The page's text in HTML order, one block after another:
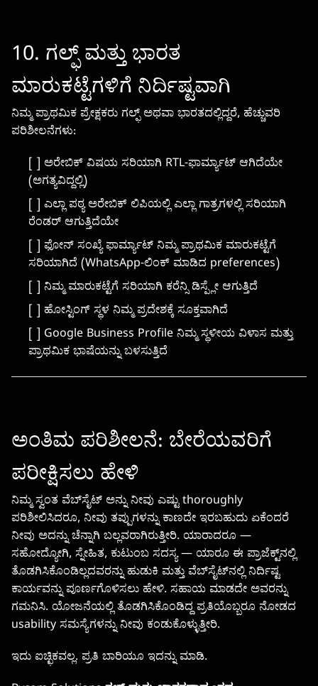
10. ಗಲ್ಫ್ ಮತ್ತು ಭಾರತ
ಮಾರುಕಟ್ಟೆಗಳಿಗೆ ನಿರ್ದಿಷ್ಟವಾಗಿ
ನಿಮ್ಮ ಪ್ರಾಥಮಿಕ ಪ್ರೇಕ್ಷಕರು ಗಲ್ಫ್ ಅಥವಾ ಭಾರತದಲ್ಲಿದ್ದರೆ, ಹೆಚ್ಚುವರಿ
ಪರಿಶೀಲನೆಗಳು:
[ ] ಅರೇಬಿಕ್ ವಿಷಯ ಸರಿಯಾಗಿ RTL-ಫಾರ್ಮ್ಯಾಟ್ ಆಗಿದೆಯೇ
(ಅಗತ್ಯವಿದ್ದಲ್ಲಿ)
[ ] ಎಲ್ಲಾ ಪಠ್ಯ ಅರೇಬಿಕ್ ಲಿಪಿಯಲ್ಲಿ ಎಲ್ಲಾ ಗಾತ್ರಗಳಲ್ಲಿ ಸರಿಯಾಗಿ
ರೆಂಡರ್ ಆಗುತ್ತಿದೆಯೇ
[ ] ಫೋನ್ ಸಂಖ್ಯೆ ಫಾರ್ಮ್ಯಾಟ್ ನಿಮ್ಮ ಪ್ರಾಥಮಿಕ ಮಾರುಕಟ್ಟೆಗೆ
ಸರಿಯಾಗಿದೆ (WhatsApp-ಲಿಂಕ್ ಮಾಡಿದ preferences)
[ ] ನಿಮ್ಮ ಮಾರುಕಟ್ಟೆಗೆ ಸರಿಯಾಗಿ ಕರೆನ್ಸಿ ಡಿಸ್ಪ್ಲೇ ಆಗುತ್ತಿದೆ
[ ] ಹೋಸ್ಟಿಂಗ್ ಸ್ಥಳ ನಿಮ್ಮ ಪ್ರದೇಶಕ್ಕೆ ಸೂಕ್ತವಾಗಿದೆ
[ ] Google Business Profile ನಿಮ್ಮ ಸ್ಥಳೀಯ ವಿಳಾಸ ಮತ್ತು
ಪ್ರಾಥಮಿಕ ಭಾಷೆಯನ್ನು ಬಳಸುತ್ತಿದೆ
ಅಂತಿಮ ಪರಿಶೀಲನೆ: ಬೇರೆಯವರಿಗೆ
ಪರೀಕ್ಷಿಸಲು ಹೇಳಿ
ನಿಮ್ಮ ಸ್ವಂತ ವೆಬ್‌ಸೈಟ್ ಅನ್ನು ನೀವು ಎಷ್ಟು thoroughly
ಪರಿಶೀಲಿಸಿದರೂ, ನೀವು ತಪ್ಪುಗಳನ್ನು ಕಾಣದೇ ಇರಬಹುದು ಏಕೆಂದರೆ
ನೀವು ಅದನ್ನು ಚೆನ್ನಾಗಿ ಬಲ್ಲವರಾಗಿರುತ್ತೀರಿ. ಯಾರಾದರೂ —
ಸಹೋದ್ಯೋಗಿ, ಸ್ನೇಹಿತ, ಕುಟುಂಬ ಸದಸ್ಯ — ಯಾರೂ ಈ ಪ್ರಾಜೆಕ್ಟ್‌ನಲ್ಲಿ
ತೊಡಗಿಸಿಕೊಂಡಿಲ್ಲದವರನ್ನು ಹುಡುಕಿ ಮತ್ತು ವೆಬ್‌ಸೈಟ್‌ನಲ್ಲಿ ನಿರ್ದಿಷ್ಟ
ಕಾರ್ಯವನ್ನು ಪೂರ್ಣಗೊಳಿಸಲು ಹೇಳಿ. ಸಹಾಯ ಮಾಡದೇ ಅವರನ್ನು
ಗಮನಿಸಿ. ಯೋಜನೆಯಲ್ಲಿ ತೊಡಗಿಸಿಕೊಂಡಿದ್ದ ಪ್ರತಿಯೊಬ್ಬರೂ ನೋಡದ
usability ಸಮಸ್ಯೆಗಳನ್ನು ನೀವು ಕಂಡುಕೊಳ್ಳುತ್ತೀರಿ.
ಇದು ಐಚ್ಛಿಕವಲ್ಲ. ಪ್ರತಿ ಬಾರಿಯೂ ಇದನ್ನು ಮಾಡಿ.